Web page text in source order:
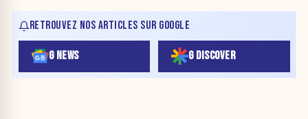
RETROUVEZ NOS ARTICLES SUR GOOGLE
G NEWS G DISCOVER